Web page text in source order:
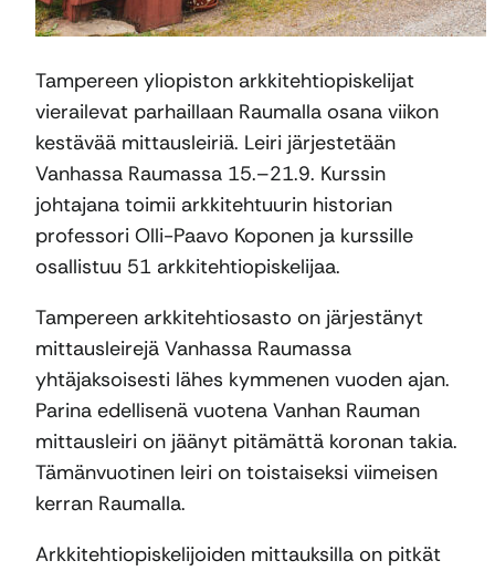
Tampereen yliopiston arkkitehtiopiskelijat
vierailevat parhaillaan Raumalla osana viikon
kestävää mittausleiriä. Leiri järjestetään
Vanhassa Raumassa 15.–21.9. Kurssin
johtajana toimii arkkitehtuurin historian
professori Olli-Paavo Koponen ja kurssille
osallistuu 51 arkkitehtiopiskelijaa.
Tampereen arkkitehtiosasto on järjestänyt
mittausleirejä Vanhassa Raumassa
yhtäjaksoisesti lähes kymmenen vuoden ajan.
Parina edellisenä vuotena Vanhan Rauman
mittausleiri on jäänyt pitämättä koronan takia.
Tämänvuotinen leiri on toistaiseksi viimeisen
kerran Raumalla.
Arkkitehtiopiskelijoiden mittauksilla on pitkät